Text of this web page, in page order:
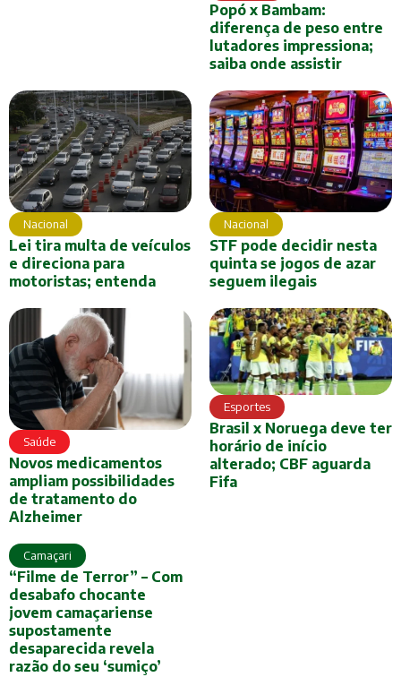
Popó x Bambam:
diferença de peso entre
lutadores impressiona;
saiba onde assistir
Nacional
Lei tira multa de veículos
e direciona para
motoristas; entenda
Nacional
STF pode decidir nesta
quinta se jogos de azar
seguem ilegais
Saúde
Novos medicamentos
ampliam possibilidades
de tratamento do
Alzheimer
Esportes
Brasil x Noruega deve ter
horário de início
alterado; CBF aguarda
Fifa
Camaçari
“Filme de Terror” – Com
desabafo chocante
jovem camaçariense
supostamente
desaparecida revela
razão do seu ‘sumiço’